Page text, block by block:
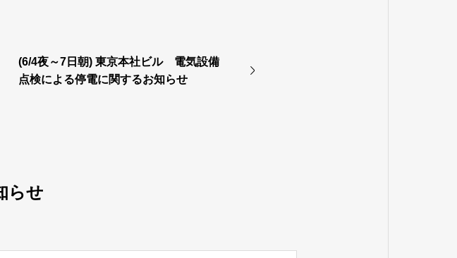
(6/4夜～7日朝) 東京本社ビル 電気設備
点検による停電に関するお知らせ
らせ